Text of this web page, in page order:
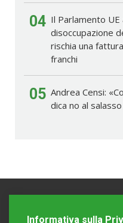
04 Il Parlamento
disoccupazione
rischia una
franchi
05 Andrea Censi:
dica no al
Informativa sulla